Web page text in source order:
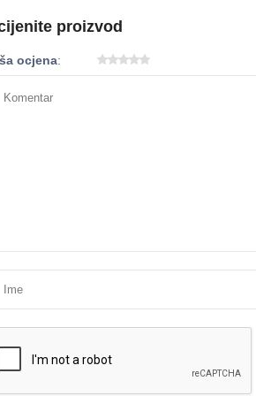
proizvod
ocjena: